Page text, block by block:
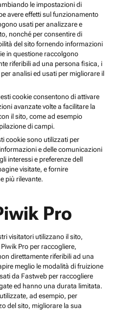
le impostazioni di
avere effetti sul funzionamento
usati per analizzare e
nonché per consentire di
del sito fornendo informazioni
in questione raccolgono
riferibili ad una persona fisica, i
analisi ed usati per migliorare il
cookie consentono di attivare
avanzate volte a facilitare la
il sito, come ad esempio
di campi.
cookie sono utilizzati per
e delle comunicazioni
interessi e preferenze dell
visitate, e fornire
più rilevante.
Pro
visitatori utilizzano il sito,
Pro per raccogliere,
direttamente riferibili ad una
meglio le modalità di fruizione
da Fastweb per raccogliere
ed hanno una durata limitata.
ad esempio, per
del sito, migliorare la sua